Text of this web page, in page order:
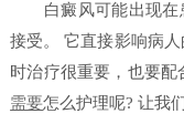
白癜风可能出现在
接受。 它直接影响病
时治疗很重要，也要
需要怎么护理呢? 让我